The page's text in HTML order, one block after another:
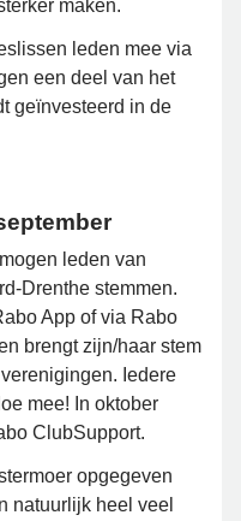
maken.
leden mee via
een deel van het
geïnvesteerd in de
leden van
Drenthe stemmen.
App of via Rabo
brengt zijn/haar stem
Iedere
mee! In oktober
ClubSupport.
opgegeven
natuurlijk heel veel